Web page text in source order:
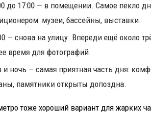
до 17:00 — в помещении. Самое пекло
музеи, бассейны, выставки.
— снова на улицу. Впереди ещё около
время для фотографий.
и ночь — самая приятная часть дня:
памятники открыты допоздна.
тоже хороший вариант для жарких